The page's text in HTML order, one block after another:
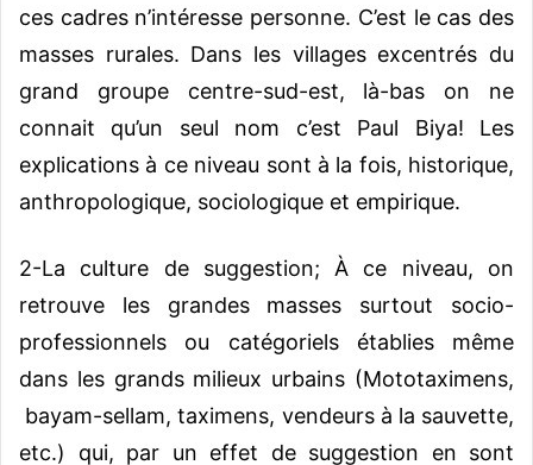
ces cadres n’intéresse personne. C’est le cas des
masses rurales. Dans les villages excentrés du
grand groupe centre-sud-est, là-bas on ne
connait qu’un seul nom c’est Paul Biya! Les
explications à ce niveau sont à la fois, historique,
anthropologique, sociologique et empirique.
2-La culture de suggestion; À ce niveau, on
retrouve les grandes masses surtout socio-
professionnels ou catégoriels établies même
dans les grands milieux urbains (Mototaximens,
bayam-sellam, taximens, vendeurs à la sauvette,
etc.) qui, par un effet de suggestion en sont